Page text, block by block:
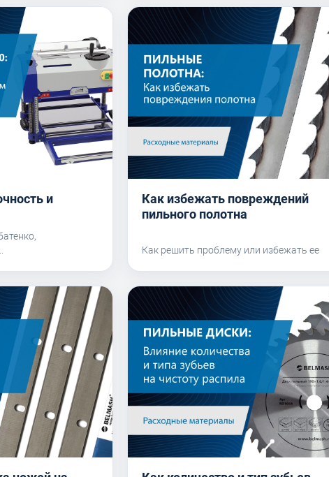
и
Как избежать повреждений
пильного полотна
Как решить проблему или избежать ее